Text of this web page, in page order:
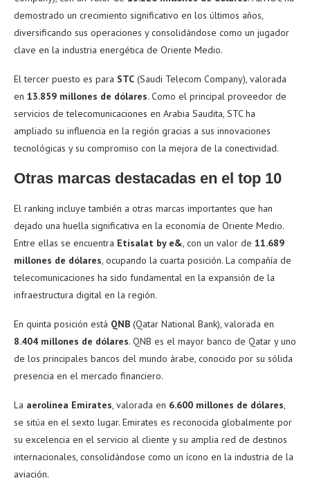
demostrado un crecimiento significativo en los últimos años,
diversificando sus operaciones y consolidándose como un jugador
clave en la industria energética de Oriente Medio.
El tercer puesto es para STC (Saudi Telecom Company), valorada
en 13.859 millones de dólares. Como el principal proveedor de
servicios de telecomunicaciones en Arabia Saudita, STC ha
ampliado su influencia en la región gracias a sus innovaciones
tecnológicas y su compromiso con la mejora de la conectividad.
Otras marcas destacadas en el top 10
El ranking incluye también a otras marcas importantes que han
dejado una huella significativa en la economía de Oriente Medio.
Entre ellas se encuentra Etisalat by e&, con un valor de 11.689
millones de dólares, ocupando la cuarta posición. La compañía de
telecomunicaciones ha sido fundamental en la expansión de la
infraestructura digital en la región.
En quinta posición está QNB (Qatar National Bank), valorada en
8.404 millones de dólares. QNB es el mayor banco de Qatar y uno
de los principales bancos del mundo árabe, conocido por su sólida
presencia en el mercado financiero.
La aerolínea Emirates, valorada en 6.600 millones de dólares,
se sitúa en el sexto lugar. Emirates es reconocida globalmente por
su excelencia en el servicio al cliente y su amplia red de destinos
internacionales, consolidándose como un ícono en la industria de la
aviación.